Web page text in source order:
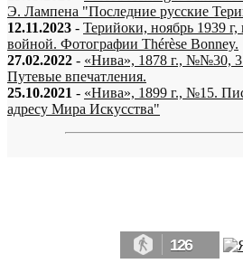
Э. Лампена "Последние русские
12.11.2023 - Терийоки, ноябрь 1939
войной. Фотографии Thérèse Bonney.
27.02.2022 - «Нива», 1878 г., №№30,
Путевые впечатления.
25.10.2021 - «Нива», 1899 г., №15.
адресу Мира Искусства"
126